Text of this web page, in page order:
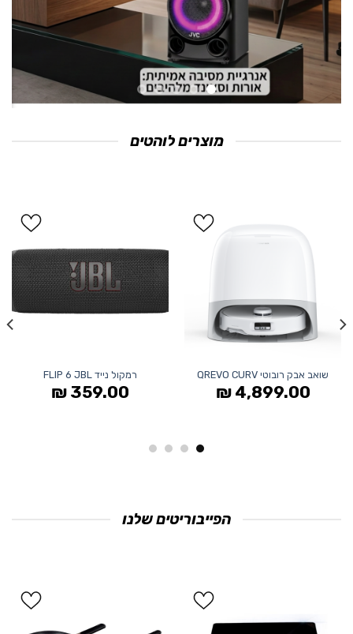
מוצרים לוהטים
שואב אבק רובוטי QREVO CURV
4,899.00
₪
הוסף
ל
WISHLIST
רמקול נייד FLIP 6 JBL
359.00
₪
הפייבוריטים שלנו